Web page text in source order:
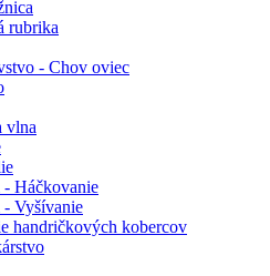
rubrika
- Chov oviec
vlna
Háčkovanie
Vyšívanie
handričkových kobercov